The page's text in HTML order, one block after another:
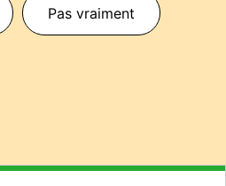
Pas vraiment